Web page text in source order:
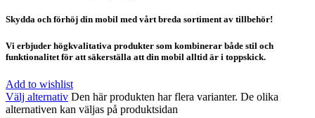
Skydda och förhöj din mobil med vårt breda sortiment av tillbehör!
Vi erbjuder högkvalitativa produkter som kombinerar både stil och
funktionalitet för att säkerställa att din mobil alltid är i toppskick.
Add to wishlist
Välj alternativ Den här produkten har flera varianter. De olika
alternativen kan väljas på produktsidan